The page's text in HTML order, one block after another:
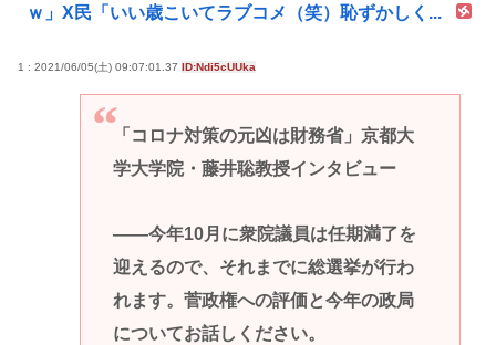
ｗ」X民「いい歳こいてラブコメ（笑）恥ずかしく...
1 : 2021/06/05(土) 09:07:01.37 ID:Ndi5cUUka
「コロナ対策の元凶は財務省」京都大
学大学院・藤井聡教授インタビュー
――今年10月に衆院議員は任期満了を
迎えるので、それまでに総選挙が行わ
れます。菅政権への評価と今年の政局
についてお話しください。